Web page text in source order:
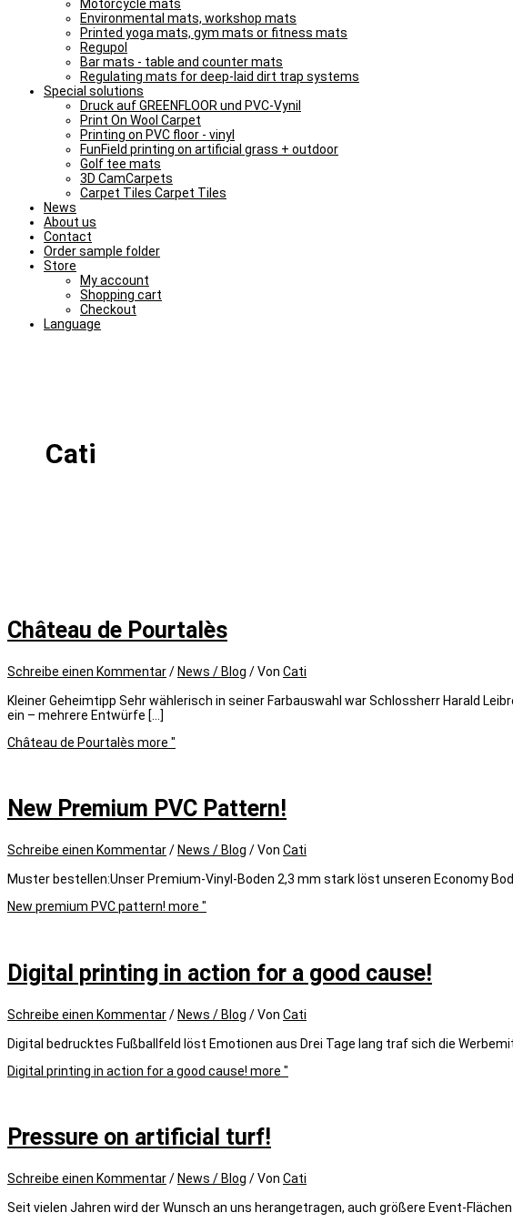
Motorcycle mats
Environmental mats, workshop mats
Printed yoga mats, gym mats or fitness mats
Regupol
Bar mats - table and counter mats
Regulating mats for deep-laid dirt trap systems
Special solutions
Druck auf GREENFLOOR und PVC-Vynil
Print On Wool Carpet
Printing on PVC floor - vinyl
FunField printing on artificial grass + outdoor
Golf tee mats
3D CamCarpets
Carpet Tiles Carpet Tiles
News
About us
Contact
Order sample folder
Store
My account
Shopping cart
Checkout
Language
Cati
Château de Pourtalès
Schreibe einen Kommentar/News / Blog / Von Cati
Kleiner Geheimtipp Sehr wählerisch in seiner Farbauswahl war Schlossherr Harald
ein – mehrere Entwürfe […]
Château de Pourtalès more "
New Premium PVC Pattern!
Schreibe einen Kommentar/ News / Blog / Von Cati
Muster bestellen:Unser Premium-Vinyl-Boden 2,3 mm stark löst unseren Economy
New premium PVC pattern! more "
Digital printing in action for a good cause!
Schreibe einen Kommentar/News / Blog / Von Cati
Digital bedrucktes Fußballfeld löst Emotionen aus Drei Tage lang traf sich die
Digital printing in action for a good cause! more "
Pressure on artificial turf!
Schreibe einen Kommentar/ News / Blog / Von Cati
Seit vielen Jahren wird der Wunsch an uns herangetragen, auch größere Event-